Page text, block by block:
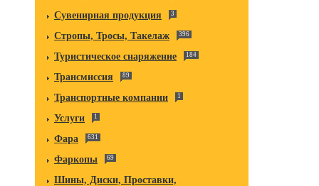
Сувенирная продукция 3
Стропы, Тросы, Такелаж 396
Туристическое снаряжение 184
Трансмиссия 89
Транспортные компании 1
Услуги 1
Фара 631
Фаркопы 69
Шины, Диски, Проставки,